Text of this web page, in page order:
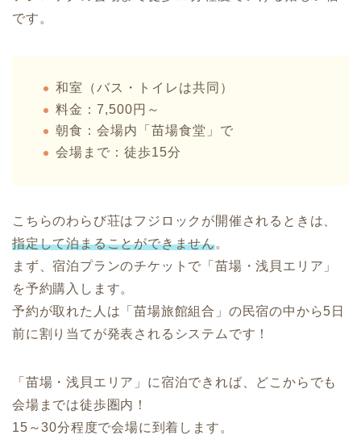
です。
和室（バス・トイレは共同）
料金：7,500円～
朝食：会場内「苗場食堂」で
会場まで：徒歩15分
こちらのわらび荘はフジロックが開催されるときは、
指定して泊まることができません。
まず、宿泊プランのチケットで「苗場・浅貝エリア」
を予約購入します。
予約が取れた人は「苗場旅館組合」の民宿の中から5日
前に割り当てが発表されるシステムです！
「苗場・浅貝エリア」に宿泊できれば、どこからでも
会場までは徒歩圏内！
15～30分程度で会場に到着します。